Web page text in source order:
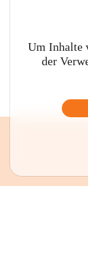
Um Inhalte
der